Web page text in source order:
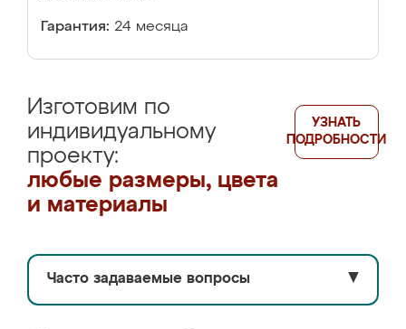
Гарантия: 24 месяца
Изготовим по
индивидуальному
проекту:
любые размеры, цвета
и материалы
УЗНАТЬ
ПОДРОБНОСТИ
Часто задаваемые вопросы ▼